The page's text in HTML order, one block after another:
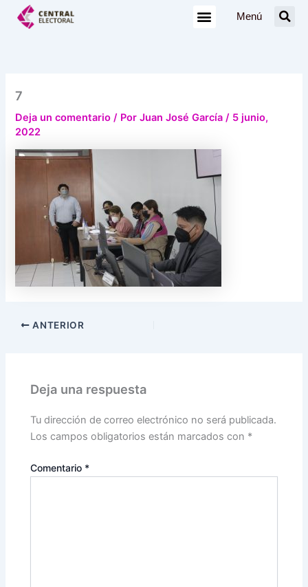
Menú
7
Deja un comentario / PorJuan José García/ 5 junio,
2022
ANTERIOR
Deja una respuesta
Tu dirección de correo electrónico no será publicada.
Los campos obligatorios están marcados con *
Comentario *